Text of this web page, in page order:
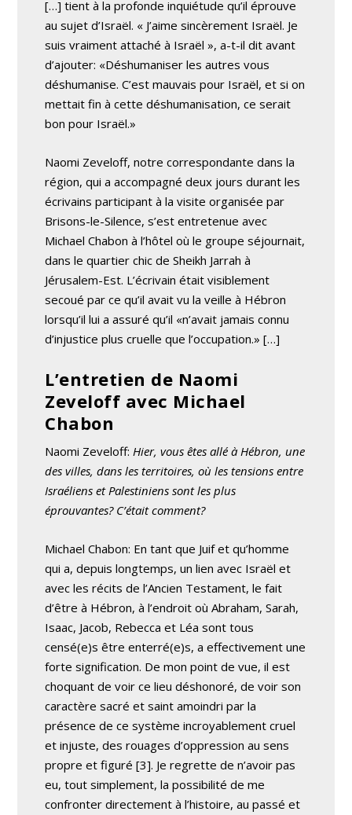
[…] tient à la profonde inquiétude qu’il éprouve
au sujet d’Israël. « J’aime sincèrement Israël. Je
suis vraiment attaché à Israël », a-t-il dit avant
d’ajouter: «Déshumaniser les autres vous
déshumanise. C’est mauvais pour Israël, et si on
mettait fin à cette déshumanisation, ce serait
bon pour Israël.»
Naomi Zeveloff, notre correspondante dans la
région, qui a accompagné deux jours durant les
écrivains participant à la visite organisée par
Brisons-le-Silence, s’est entretenue avec
Michael Chabon à l’hôtel où le groupe séjournait,
dans le quartier chic de Sheikh Jarrah à
Jérusalem-Est. L’écrivain était visiblement
secoué par ce qu’il avait vu la veille à Hébron
lorsqu’il lui a assuré qu’il «n’avait jamais connu
d’injustice plus cruelle que l’occupation.» […]
L’entretien de Naomi
Zeveloff avec Michael
Chabon
Naomi Zeveloff:Hier, vous êtes allé à Hébron, une
des villes, dans les territoires, où les tensions entre
Israéliens et Palestiniens sont les plus
éprouvantes? C’était comment?
Michael Chabon: En tant que Juif et qu’homme
qui a, depuis longtemps, un lien avec Israël et
avec les récits de l’Ancien Testament, le fait
d’être à Hébron, à l’endroit où Abraham, Sarah,
Isaac, Jacob, Rebecca et Léa sont tous
censé(e)s être enterré(e)s, a effectivement une
forte signification. De mon point de vue, il est
choquant de voir ce lieu déshonoré, de voir son
caractère sacré et saint amoindri par la
présence de ce système incroyablement cruel
et injuste, des rouages d’oppression au sens
propre et figuré [3]. Je regrette de n’avoir pas
eu, tout simplement, la possibilité de me
confronter directement à l’histoire, au passé et